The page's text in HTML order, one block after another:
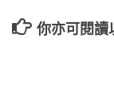
你亦可閱